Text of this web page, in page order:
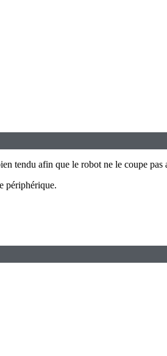
tendu afin que le robot ne le coupe pas
périphérique.